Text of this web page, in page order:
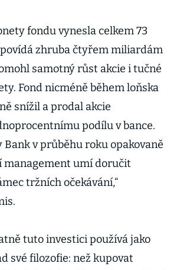
fondu vynesla celkem 73
zhruba čtyřem miliardám
samotný růst akcie i tučné
Fond nicméně během loňska
snížil a prodal akcie
podílu v bance.
Bank v průběhu roku opakovaně
management umí doručit
tržních očekávání,“
tuto investici používá jako
své filozofie: než kupovat